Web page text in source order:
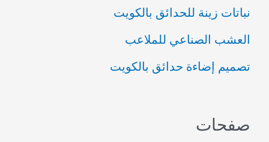
:نباتات زينة للحدائق بالكويت
العشب الصناعي للملاعب
تصميم إضاءة حدائق بالكويت
صفحات